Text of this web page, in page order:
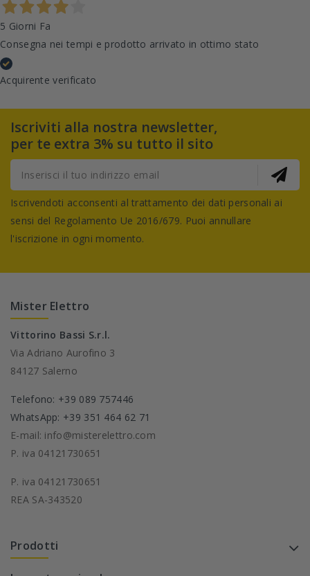
5 Giorni Fa
Consegna nei tempi e prodotto arrivato in ottimo stato
Acquirente verificato
Iscriviti alla nostra newsletter,
per te extra 3% su tutto il sito
Iscrivendoti acconsenti al trattamento dei dati personali ai
sensi del Regolamento Ue 2016/679. Puoi annullare
l'iscrizione in ogni momento.
Mister Elettro
Vittorino Bassi S.r.l.
Via Adriano Aurofino 3
84127 Salerno
Telefono: +39 089 757446
WhatsApp: +39 351 464 62 71
E-mail: info@misterelettro.com
P. iva 04121730651
P. iva 04121730651
REA SA-343520
Prodotti